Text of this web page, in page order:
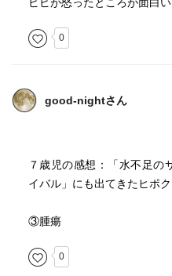
0
good-nightさん
７歳児の感想：「水不足の
イバル」にも出てきたヒポ
③腫瘍
0